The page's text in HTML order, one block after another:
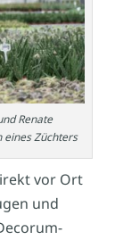
Renate
eines Züchters
vor Ort
und